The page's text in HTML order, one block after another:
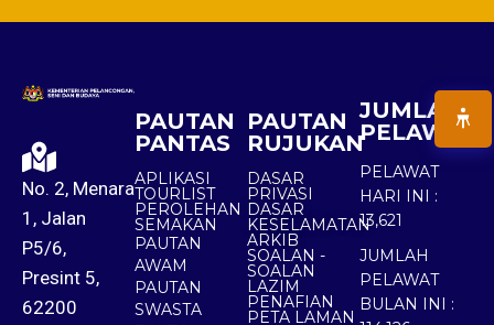
No. 2, Menara
1, Jalan
P5/6,
Presint 5,
62200
PAUTAN
PANTAS
APLIKASI
TOURLIST
PEROLEHAN
SEMAKAN
PAUTAN
AWAM
PAUTAN
SWASTA
PAUTAN
RUJUKAN
DASAR
PRIVASI
DASAR
KESELAMATAN
ARKIB
SOALAN -
SOALAN
LAZIM
PENAFIAN
PETA LAMAN
JUMLAH
PELAWAT
PELAWAT
HARI INI :
13,621
JUMLAH
PELAWAT
BULAN INI :